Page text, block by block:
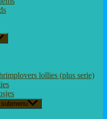
lollies (plus serie)